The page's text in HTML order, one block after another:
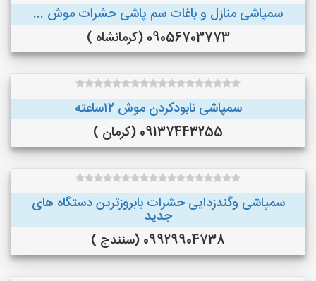
سمپاشی منازل و باغات سم پاشی حشرات موش ...
09056703773 (کرمانشاه )
سمپاشی نابودکردن موش ۱۲ساعته
09137443255 (کرمان )
سمپاشی وگندزدایی حشرات بابروزترین دستگاه های
جدید
09929904738 (سنندج )